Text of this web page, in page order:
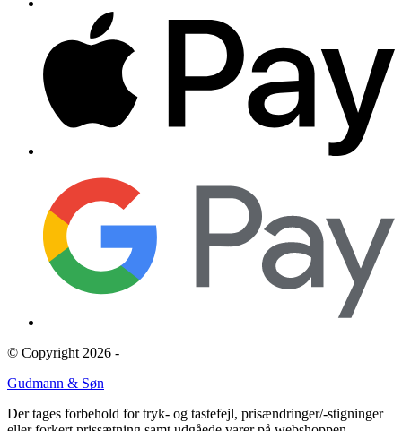
© Copyright 2026 -
Gudmann & Søn
Der tages forbehold for tryk- og tastefejl, prisændringer/-stigninger